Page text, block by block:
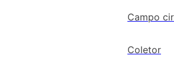
Campo
Coletor